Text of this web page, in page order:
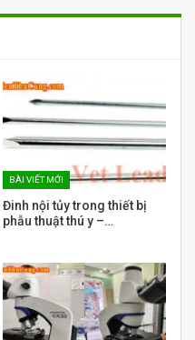
BÀI VIẾT MỚI
Đinh nội tủy trong thiết bị
phẫu thuật thú y –…